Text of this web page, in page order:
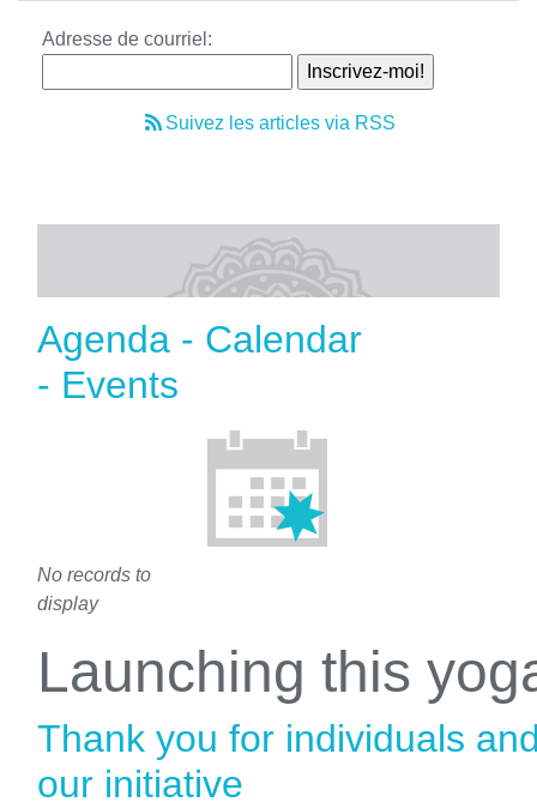
Adresse de courriel:
Suivez les articles via RSS
Agenda - Calendar
- Events
No records to
display
Launching this
Thank you for individuals
our initiative